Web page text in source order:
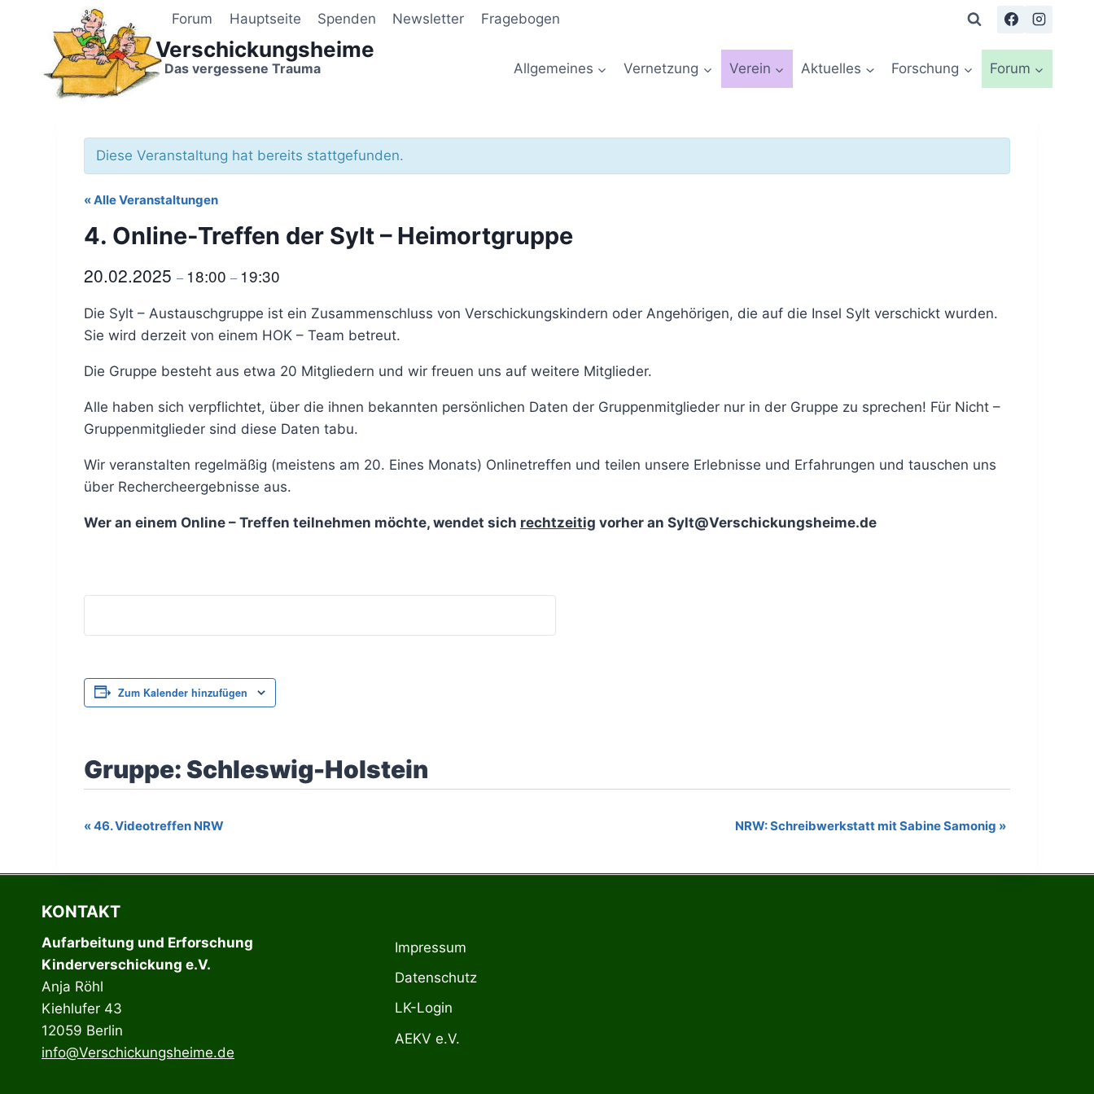
Forum Hauptseite Spenden Newsletter Fragebogen
Verschickungsheime
Das vergessene Trauma Allgemeines Vernetzung Verein Aktuelles Forschung Forum
Diese Veranstaltung hat bereits stattgefunden.
« Alle Veranstaltungen
4. Online-Treffen der Sylt – Heimortgruppe
20.02.2025 – 18:00 – 19:30
Die Sylt – Austauschgruppe ist ein Zusammenschluss von Verschickungskindern oder Angehörigen, die auf die Insel Sylt verschickt wurden.
Sie wird derzeit von einem HOK – Team betreut.
Die Gruppe besteht aus etwa 20 Mitgliedern und wir freuen uns auf weitere Mitglieder.
Alle haben sich verpflichtet, über die ihnen bekannten persönlichen Daten der Gruppenmitglieder nur in der Gruppe zu sprechen! Für Nicht –
Gruppenmitglieder sind diese Daten tabu.
Wir veranstalten regelmäßig (meistens am 20. Eines Monats) Onlinetreffen und teilen unsere Erlebnisse und Erfahrungen und tauschen uns
über Rechercheergebnisse aus.
Wer an einem Online – Treffen teilnehmen möchte, wendet sich rechtzeitig vorher an Sylt@Verschickungsheime.de
Zum Kalender hinzufügen
Veranstaltung-
«46. Videotreffen NRW NRW: Schreibwerkstatt mit Sabine Samonig »
KONTAKT
Aufarbeitung und Erforschung
Kinderverschickung e.V.
Anja Röhl
Kiehlufer 43
12059 Berlin
info@Verschickungsheime.de
Impressum
Datenschutz
LK-Login
AEKV e.V.